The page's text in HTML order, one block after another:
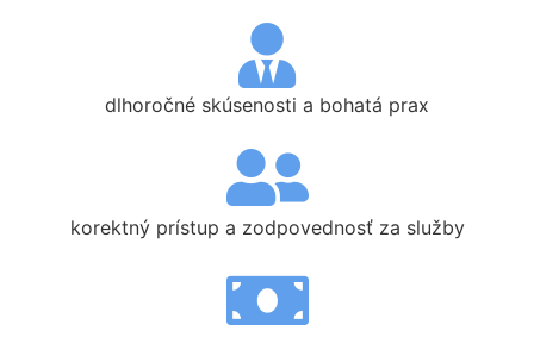
dlhoročné skúsenosti a bohatá prax
korektný prístup a zodpovednosť za služby